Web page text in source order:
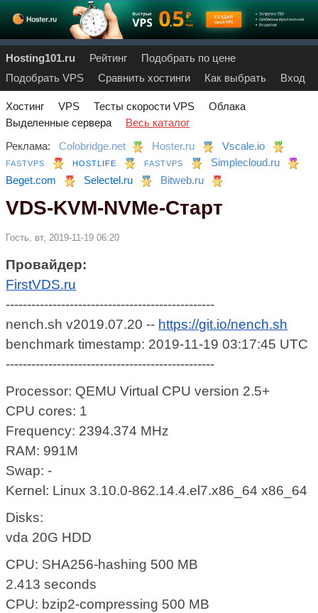
Hosting101.ru Рейтинг
Подобрать по цене
Подобрать VPS
Сравнить хостинги Как выбрать Вход
Хостинг VPS Тесты скорости VPS
Облака
Выделенные сервера
Весь каталог
Реклама:
Colobridge.net Hoster.ru Vscale.io
FASTVPS HOSTLIFE FASTVPS
Simplecloud.ru
Beget.com
Selectel.ru Bitweb.ru
VDS-KVM-NVMe-Старт
Гость, вт, 2019-11-19 06:20
Провайдер:
FirstVDS.ru
-------------------------------------------------
nench.sh v2019.07.20 -- https://git.io/nench.sh
benchmark timestamp: 2019-11-19 03:17:45 UTC
-------------------------------------------------
Processor: QEMU Virtual CPU version 2.5+
CPU cores: 1
Frequency: 2394.374 MHz
RAM: 991M
Swap: -
Kernel: Linux 3.10.0-862.14.4.el7.x86_64 x86_64
Disks:
vda 20G HDD
CPU: SHA256-hashing 500 MB
2.413 seconds
CPU: bzip2-compressing 500 MB